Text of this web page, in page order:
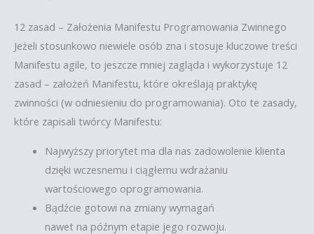
12 zasad – Założenia Manifestu Programowania Zwinnego
Jeżeli stosunkowo niewiele osób zna i stosuje kluczowe treści
Manifestu agile, to jeszcze mniej zagląda i wykorzystuje 12
zasad – założeń Manifestu, które określają praktykę
zwinności (w odniesieniu do programowania). Oto te zasady,
które zapisali twórcy Manifestu:
Najwyższy priorytet ma dla nas zadowolenie klienta
dzięki wczesnemu i ciągłemu wdrażaniu
wartościowego oprogramowania.
Bądźcie gotowi na zmiany wymagań
nawet na późnym etapie jego rozwoju.